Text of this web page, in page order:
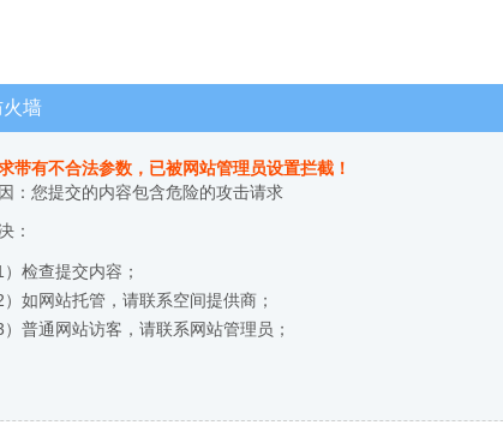
火墙
带有不合法参数，已被网站管理员设置拦截！
：您提交的内容包含危险的攻击请求
：
）检查提交内容；
）如网站托管，请联系空间提供商；
）普通网站访客，请联系网站管理员；